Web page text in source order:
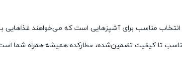
مناسب برای آشپزهایی است که می‌خواهند غذاهایی
تا کیفیت تضمین‌شده، عطارکده همیشه همراه شما است